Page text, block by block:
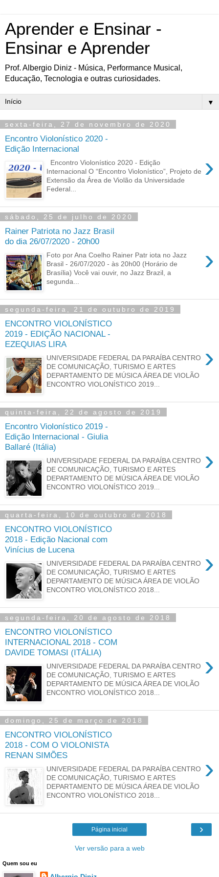
Aprender e Ensinar -
Ensinar e Aprender
Prof. Albergio Diniz - Música, Performance Musical,
Educação, Tecnologia e outras curiosidades.
▼
sexta-feira, 27 de novembro de 2020
Encontro Violonístico 2020 -
Edição Internacional
›
Encontro Violonístico 2020 - Edição
Internacional O “Encontro Violonístico”, Projeto de
Extensão da Área de Violão da Universidade
Federal...
sábado, 25 de julho de 2020
Rainer Patriota no Jazz Brasil
do dia 26/07/2020 - 20h00
›
Foto por Ana Coelho Rainer Patr iota no Jazz
Brasil - 26/07/2020 - às 20h00 (Horário de
Brasília) Você vai ouvir, no Jazz Brazil, a
segunda...
segunda-feira, 21 de outubro de 2019
ENCONTRO VIOLONÍSTICO
2019 - EDIÇÃO NACIONAL -
EZEQUIAS LIRA
›
UNIVERSIDADE FEDERAL DA PARAÍBA CENTRO
DE COMUNICAÇÃO, TURISMO E ARTES
DEPARTAMENTO DE MÚSICA ÁREA DE VIOLÃO
ENCONTRO VIOLONÍSTICO 2019...
quinta-feira, 22 de agosto de 2019
Encontro Violonístico 2019 -
Edição Internacional - Giulia
Ballaré (Itália)
›
UNIVERSIDADE FEDERAL DA PARAÍBA CENTRO
DE COMUNICAÇÃO, TURISMO E ARTES
DEPARTAMENTO DE MÚSICA ÁREA DE VIOLÃO
ENCONTRO VIOLONÍSTICO 2019...
quarta-feira, 10 de outubro de 2018
ENCONTRO VIOLONÍSTICO
2018 - Edição Nacional com
Vinícius de Lucena
›
UNIVERSIDADE FEDERAL DA PARAÍBA CENTRO
DE COMUNICAÇÃO, TURISMO E ARTES
DEPARTAMENTO DE MÚSICA ÁREA DE VIOLÃO
ENCONTRO VIOLONÍSTICO 2018...
segunda-feira, 20 de agosto de 2018
ENCONTRO VIOLONÍSTICO
INTERNACIONAL 2018 - COM
DAVIDE TOMASI (ITÁLIA)
›
UNIVERSIDADE FEDERAL DA PARAÍBA CENTRO
DE COMUNICAÇÃO, TURISMO E ARTES
DEPARTAMENTO DE MÚSICA ÁREA DE VIOLÃO
ENCONTRO VIOLONÍSTICO 2018...
domingo, 25 de março de 2018
ENCONTRO VIOLONÍSTICO
2018 - COM O VIOLONISTA
RENAN SIMÕES
›
UNIVERSIDADE FEDERAL DA PARAÍBA CENTRO
DE COMUNICAÇÃO, TURISMO E ARTES
DEPARTAMENTO DE MÚSICA ÁREA DE VIOLÃO
ENCONTRO VIOLONÍSTICO 2018...
›
Página inicial
Ver versão para a web
Quem sou eu